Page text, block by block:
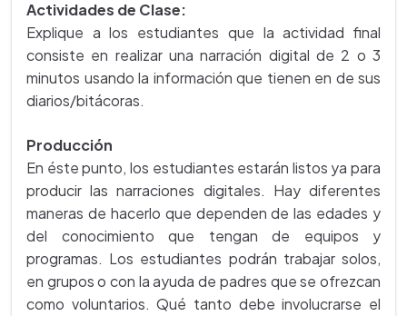
Actividades de Clase:
Explique a los estudiantes que la actividad final
consiste en realizar una narración digital de 2 o 3
minutos usando la información que tienen en de sus
diarios/bitácoras.
Producción
En éste punto, los estudiantes estarán listos ya para
producir las narraciones digitales. Hay diferentes
maneras de hacerlo que dependen de las edades y
del conocimiento que tengan de equipos y
programas. Los estudiantes podrán trabajar solos,
en grupos o con la ayuda de padres que se ofrezcan
como voluntarios. Qué tanto debe involucrarse el